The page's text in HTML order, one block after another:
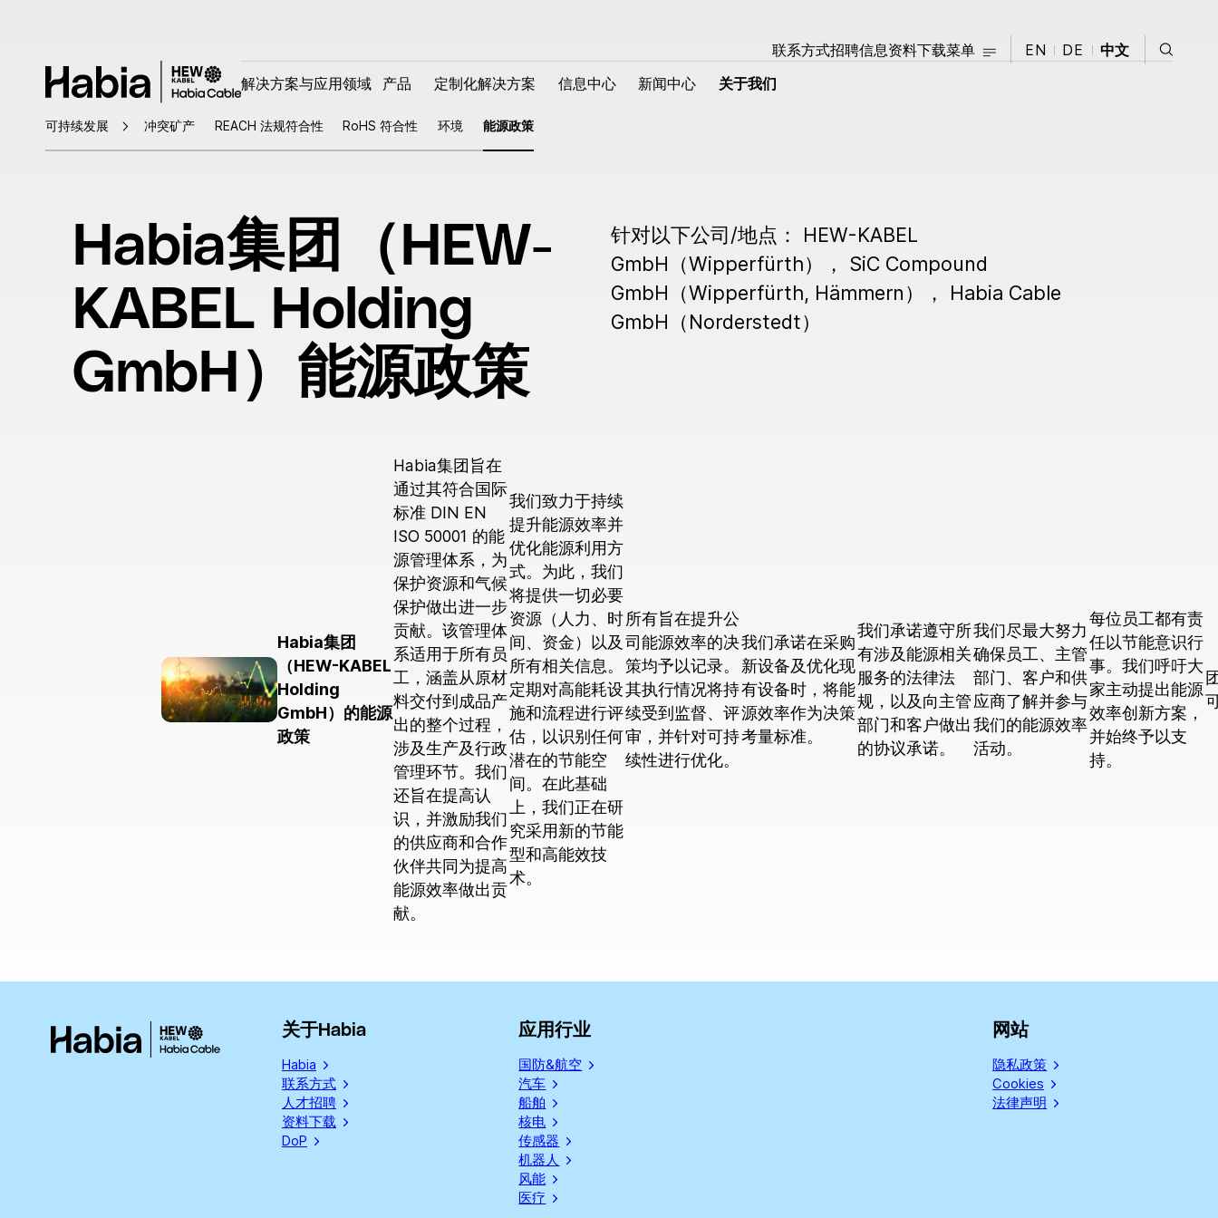
联系方式招聘信息资料下载菜单 EN DE
中文
解决方案与应用领域
产品 定制化解决方案 信息中心 新闻中心 关于我们
可持续发展 冲突矿产 REACH 法规符合性 RoHS 符合性 环境 能源政策
联系方式 招聘信息 资料下载关闭 搜索
解决方案与应用领域 产品 定制化解决方案 信息中心 新闻中心 关于我们
传感器
船舶
风能
国防&航空
核电
机器人
定制线缆与线束解决方案
工业电缆
制造能力
定制电缆
定制线束
研发
可持续发展
质量
关闭
搜索
Habia集团（HEW-
KABEL Holding
GmbH）能源政策
针对以下公司/地点： HEW-KABEL
GmbH（Wipperfürth）， SiC Compound
GmbH（Wipperfürth, Hämmern）， Habia Cable
GmbH（Norderstedt）
Habia集团
（HEW-KABEL
Holding
GmbH）的能源
政策
Habia集团旨在
通过其符合国际
标准 DIN EN
ISO 50001 的能
源管理体系，为
保护资源和气候
保护做出进一步
贡献。该管理体
系适用于所有员
工，涵盖从原材
料交付到成品产
出的整个过程，
涉及生产及行政
管理环节。我们
还旨在提高认
识，并激励我们
的供应商和合作
伙伴共同为提高
能源效率做出贡
献。
我们致力于持续
提升能源效率并
优化能源利用方
式。为此，我们
将提供一切必要
资源（人力、时
间、资金）以及
所有相关信息。
定期对高能耗设
施和流程进行评
估，以识别任何
潜在的节能空
间。在此基础
上，我们正在研
究采用新的节能
型和高能效技
术。
所有旨在提升公
司能源效率的决
策均予以记录。
其执行情况将持
续受到监督、评
审，并针对可持
续性进行优化。
我们承诺在采购
新设备及优化现
有设备时，将能
源效率作为决策
考量标准。
我们承诺遵守所
有涉及能源相关
服务的法律法
规，以及向主管
部门和客户做出
的协议承诺。
我们尽最大努力
确保员工、主管
部门、客户和供
应商了解并参与
我们的能源效率
活动。
每位员工都有责
任以节能意识行
事。我们呼吁大
家主动提出能源
效率创新方案，
并始终予以支
持。
关于Habia
Habia
联系方式
人才招聘
资料下载
DoP
应用行业
国防&航空
汽车
船舶
核电
传感器
机器人
风能
医疗
网站
隐私政策
Cookies
法律声明